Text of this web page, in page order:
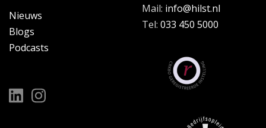
Nieuws
Blogs
Podcasts
Mail: info@hilst.nl
Tel: 033 450 5000